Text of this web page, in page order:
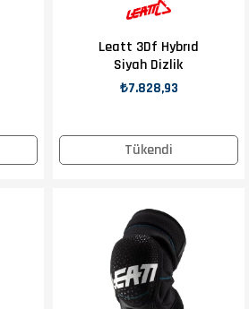
Tükendi
Leatt 3Df Hybrıd
Siyah Dizlik
₺7.828,93